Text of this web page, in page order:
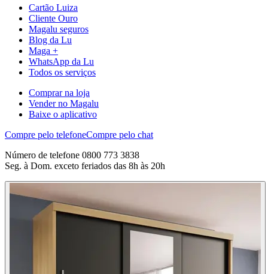
Cartão Luiza
Cliente Ouro
Magalu seguros
Blog da Lu
Maga +
WhatsApp da Lu
Todos os serviços
Comprar na loja
Vender no Magalu
Baixe o aplicativo
Compre pelo telefoneCompre pelo chat
Número de telefone 0800 773 3838
Seg. à Dom. exceto feriados das 8h às 20h